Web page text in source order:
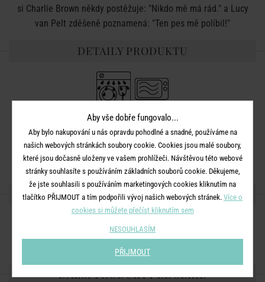
si Charlie Brown někdy postěžuje: "Nikdo mě má rád." a Lucy
van Pelt zděšeně poznamená: "Ten pes mě políbil!"
DETAILY PRODUKTU
Barva:mix
Rozměry:D 23,3 x Š 14,3 x V 0,2 cm
Materiál:
melaminový laminát
SDÍLEJTE S PŘÁTELI
DALŠÍ PRODUKTY ZE SÉRIE
Aby vše dobře fungovalo...
Aby bylo nakupování u nás opravdu pohodlné a snadné, používáme na
našich webových stránkách soubory cookie. Cookies jsou malé soubory,
které jsou dočasně uloženy ve vašem prohlížeči. Návštěvou této webové
stránky souhlasíte s používáním základních souborů cookie. Děkujeme,
že jste souhlasili s používáním marketingových cookies kliknutím na
tlačítko PŘIJMOUT a tím podpořili vývoj našich webových stránek. Více o
cookies si můžete přečíst kliknutím sem
NESOUHLASÍM
PŘIJMOUT